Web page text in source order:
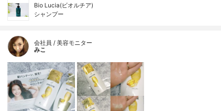
Bio Lucia(ビオルチア)
シャンプー
会社員 / 美容モニター
みこ